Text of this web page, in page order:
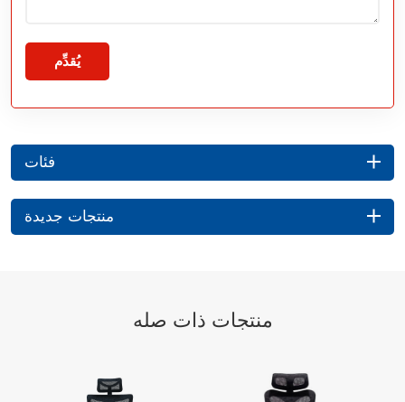
يُقدِّم
فئات
منتجات جديدة
منتجات ذات صله